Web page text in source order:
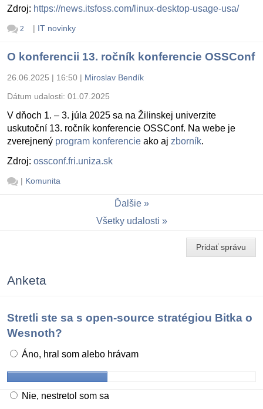
Zdroj: https://news.itsfoss.com/linux-desktop-usage-usa/
2 | IT novinky
O konferencii 13. ročník konferencie OSSConf
26.06.2025 | 16:50 | Miroslav Bendík
Dátum udalosti: 01.07.2025
V dňoch 1. – 3. júla 2025 sa na Žilinskej univerzite
uskutoční 13. ročník konferencie OSSConf. Na webe je
zverejnený program konferencie ako aj zborník.
Zdroj: ossconf.fri.uniza.sk
| Komunita
Ďalšie
Všetky udalosti
Pridať správu
Anketa
Stretli ste sa s open-source stratégiou Bitka o
Wesnoth?
Áno, hral som alebo hrávam
Nie, nestretol som sa